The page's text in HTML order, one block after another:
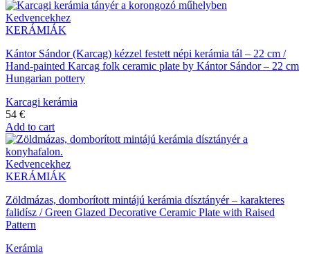
Kedvencekhez
KERÁMIÁK
Kántor Sándor (Karcag) kézzel festett népi kerámia tál – 22 cm /
Hand-painted Karcag folk ceramic plate by Kántor Sándor – 22 cm
Hungarian pottery
Karcagi kerámia
54 €
Add to cart
Kedvencekhez
KERÁMIÁK
Zöldmázas, domborított mintájú kerámia dísztányér – karakteres
falidísz / Green Glazed Decorative Ceramic Plate with Raised
Pattern
Kerámia